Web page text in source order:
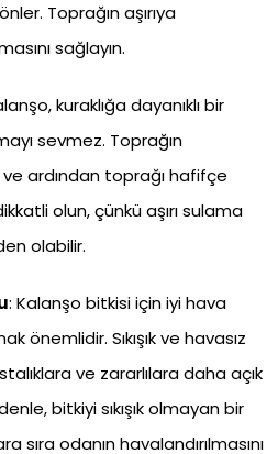
Toprağın aşırıya
sağlayın.
kuraklığa dayanıklı bir
sevmez. Toprağın
ve ardından toprağı hafifçe
olun, çünkü aşırı sulama
olabilir.
: Kalanşo bitkisi için iyi hava
önemlidir. Sıkışık ve havasız
ve zararlılara daha açık
bitkiyi sıkışık olmayan bir
odanın havalandırılmasını